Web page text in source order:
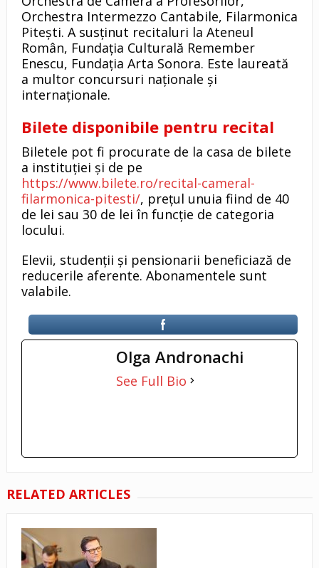
Orchestra Intermezzo Cantabile, Filarmonica
Pitești. A susținut recitaluri la Ateneul
Român, Fundația Culturală Remember
Enescu, Fundația Arta Sonora. Este laureată
a multor concursuri naționale și
internaționale.
Bilete disponibile pentru recital
Biletele pot fi procurate de la casa de bilete
a instituției și de pe
https://www.bilete.ro/recital-cameral-
filarmonica-pitesti/, prețul unuia fiind de 40
de lei sau 30 de lei în funcție de categoria
locului.
Elevii, studenții și pensionarii beneficiază de
reducerile aferente. Abonamentele sunt
valabile.
Olga Andronachi
See Full Bio
RELATED ARTICLES